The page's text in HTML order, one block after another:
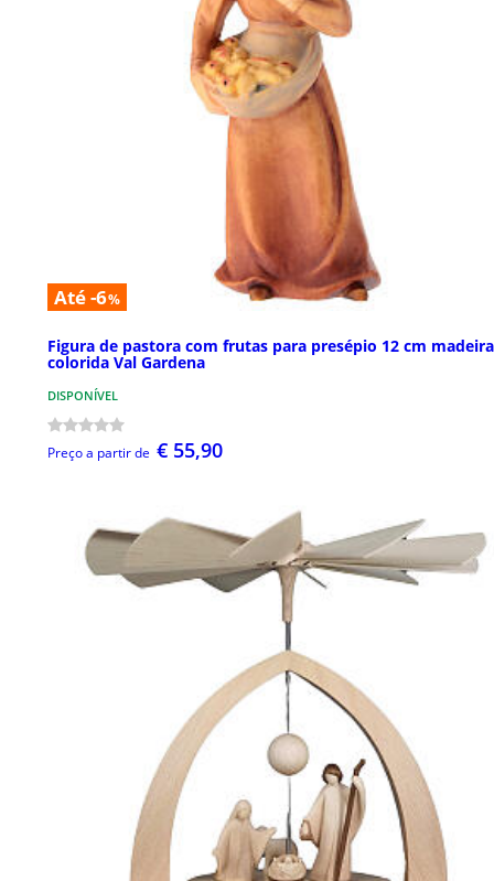
Até -6%
Figura de pastora com frutas para presépio 12 cm madeira
colorida Val Gardena
DISPONÍVEL
Preço a partir de € 55,90